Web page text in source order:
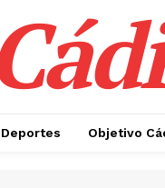
Deportes Objetivo